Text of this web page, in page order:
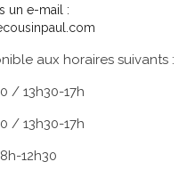
un e-mail :
aux horaires suivants :
/ 13h30-17h
/ 13h30-17h
12h30